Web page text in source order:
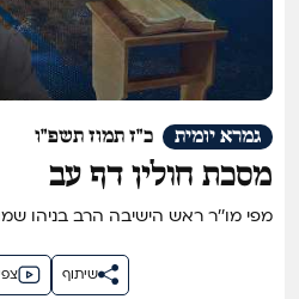
כ"ז תמוז תשפ"ו גמרא יומית
מסכת חולין דף עב
מפי מו''ר ראש הישיבה הרב בניהו שמואלי שליט''א
שיתוף